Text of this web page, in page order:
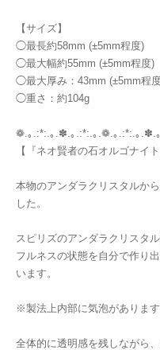
【サイズ】
◯最長約58mm (±5mm程度)
◯最大幅約55mm (±5mm程度)
◯最大厚み：43mm (±5mm程
◯重さ：約104g
❁.｡.:*:.｡.✽.｡.:*:.｡.❁.｡.:*:.｡.✽.
【『ネオ賢者の石オルゴナイ
本物のアンダラクリスタルか
した。
スピリズのアンダラクリスタ
フルネスの状態を自分で作り
います。
※製法上内部に気泡があります
全体的に透明感を残しながら